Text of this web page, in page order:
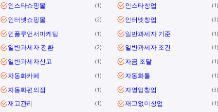
인스타쇼핑몰 1 인스타창업 1
인터넷쇼핑몰 2 인터넷창업 3
인플루언서마케팅 1 일반과세자 기준 1
일반과세자 전환 2 일반과세자 조건 1
일반과세자신고 1 자금 조달 1
자동화카페 1 자동화툴 1
자동화편의점 1 자영업창업 3
재고관리 1 재고없이창업 1